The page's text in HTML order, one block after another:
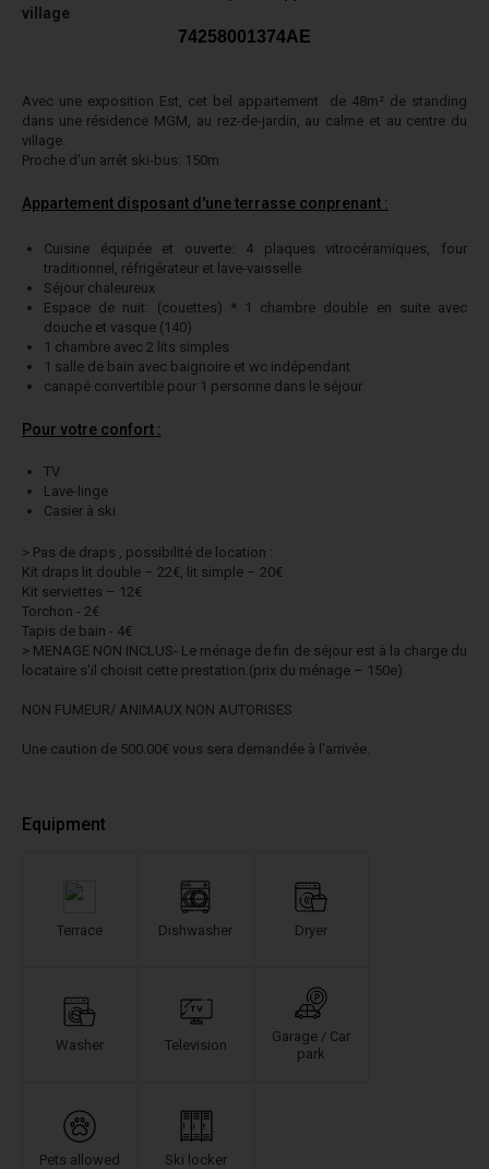
village
74258001374AE
Avec une exposition Est, cet bel appartement de 48m² de standing
dans une résidence MGM, au rez-de-jardin, au calme et au centre du
village.
Proche d'un arrêt ski-bus: 150m
Appartement disposant d'une terrasse conprenant :
Cuisine équipée et ouverte: 4 plaques vitrocéramiques, four
traditionnel, réfrigérateur et lave-vaisselle
Séjour chaleureux
Espace de nuit: (couettes) * 1 chambre double en suite avec
douche et vasque (140)
1 chambre avec 2 lits simples
1 salle de bain avec baignoire et wc indépendant
canapé convertible pour 1 personne dans le séjour
Pour votre confort :
TV
Lave-linge
Casier à ski
> Pas de draps , possibilité de location :
Kit draps lit double – 22€, lit simple – 20€
Kit serviettes – 12€
Torchon - 2€
Tapis de bain - 4€
> MENAGE NON INCLUS- Le ménage de fin de séjour est à la charge du
locataire s'il choisit cette prestation.(prix du ménage – 150e)
NON FUMEUR/ ANIMAUX NON AUTORISES
Une caution de 500.00€ vous sera demandée à l'arrivée.
Equipment
Terrace Dishwasher Dryer
Washer Television
Garage / Car
park
Pets allowed Ski locker